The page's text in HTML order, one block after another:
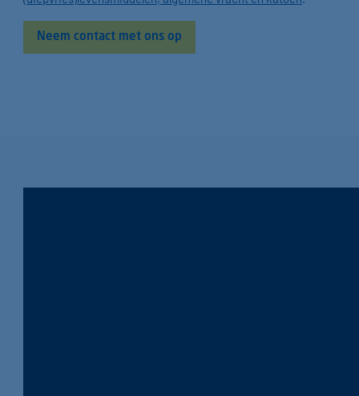
Neem contact met ons op